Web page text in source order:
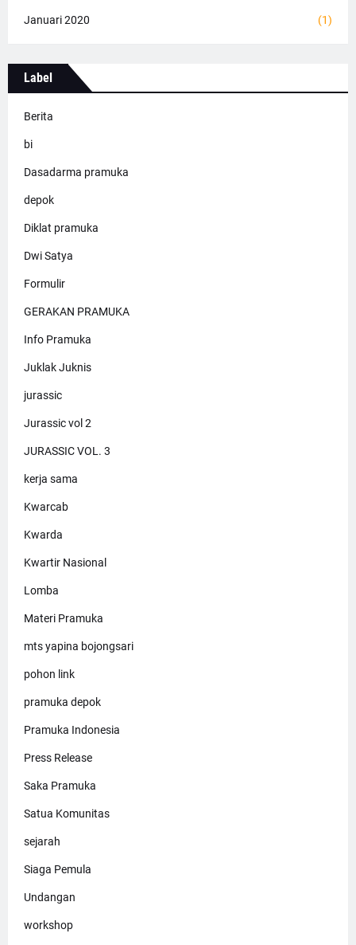
Januari 2020 (1)
Label
Berita
bi
Dasadarma pramuka
depok
Diklat pramuka
Dwi Satya
Formulir
GERAKAN PRAMUKA
Info Pramuka
Juklak Juknis
jurassic
Jurassic vol 2
JURASSIC VOL. 3
kerja sama
Kwarcab
Kwarda
Kwartir Nasional
Lomba
Materi Pramuka
mts yapina bojongsari
pohon link
pramuka depok
Pramuka Indonesia
Press Release
Saka Pramuka
Satua Komunitas
sejarah
Siaga Pemula
Undangan
workshop